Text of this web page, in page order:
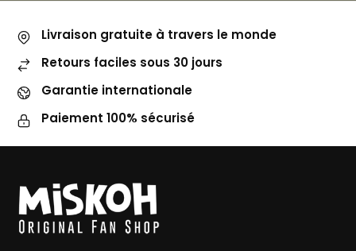
Livraison gratuite à travers le monde
Retours faciles sous 30 jours
Garantie internationale
Paiement 100% sécurisé